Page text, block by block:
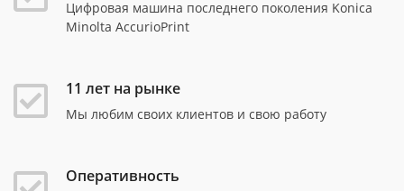
Цифровая машина последнего поколения Konica
Minolta AccurioPrint
11 лет на рынке
Мы любим своих клиентов и свою работу
Оперативность